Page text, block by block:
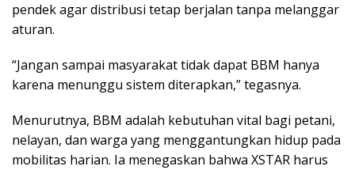
pendek agar distribusi tetap berjalan tanpa melanggar
aturan.
“Jangan sampai masyarakat tidak dapat BBM hanya
karena menunggu sistem diterapkan,” tegasnya.
Menurutnya, BBM adalah kebutuhan vital bagi petani,
nelayan, dan warga yang menggantungkan hidup pada
mobilitas harian. Ia menegaskan bahwa XSTAR harus